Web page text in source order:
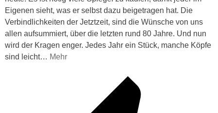
Eigenen sieht, was er selbst dazu beigetragen hat. Die
Verbindlichkeiten der Jetztzeit, sind die Wünsche von uns
allen aufsummiert, über die letzten rund 80 Jahre. Und nun
wird der Kragen enger. Jedes Jahr ein Stück, manche Köpfe
sind leicht… Mehr